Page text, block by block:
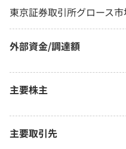
東京証券取引所グロース
外部資金/調達額
主要株主
主要取引先